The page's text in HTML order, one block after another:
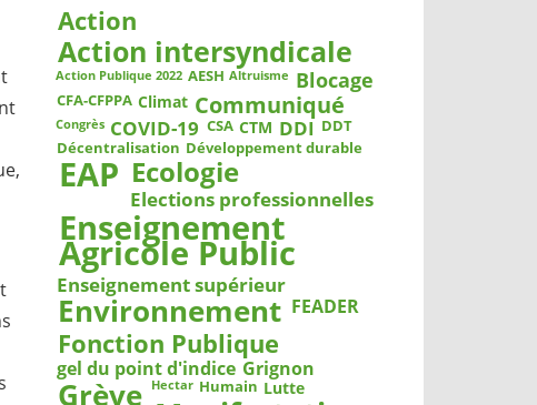
Action
Action intersyndicale
Action Publique 2022 AESH Altruisme Blocage
CFA-CFPPA Climat Communiqué
Congrès COVID-19 CSA CTM DDI DDT
Décentralisation Développement durable
EAP Ecologie
Elections professionnelles
Enseignement
Agricole Public
Enseignement supérieur
Environnement FEADER
Fonction Publique
gel du point d'indice Grignon
Grève Hectar Humain Lutte